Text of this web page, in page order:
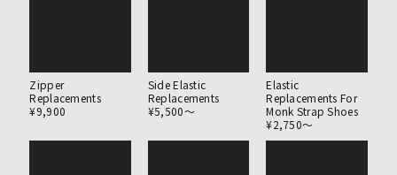
Zipper
Replacements
¥9,900
Side Elastic
Replacements
¥5,500〜
Elastic
Replacements For
Monk Strap Shoes
¥2,750〜